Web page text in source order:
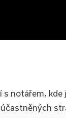
notářem,